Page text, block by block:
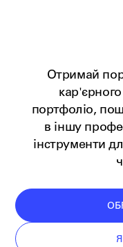
Отримай
портфоліо,
в іншу
інструменти